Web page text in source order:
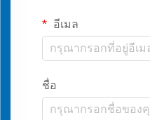
อีเมล
ชื่อ